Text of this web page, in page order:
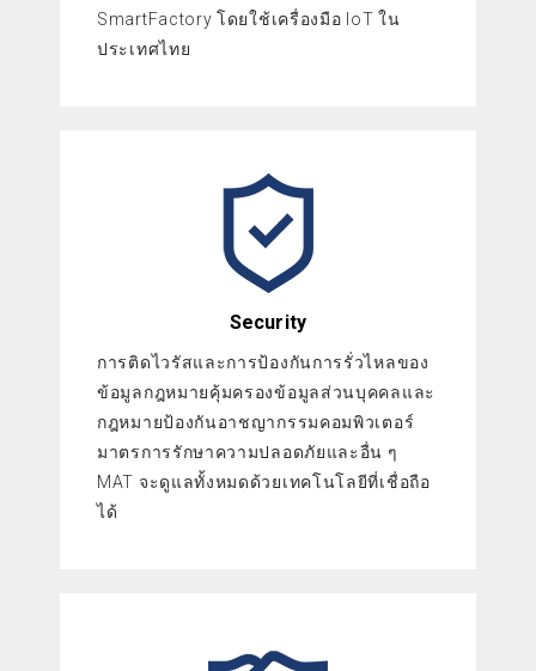
SmartFactory โดยใช้เครื่องมือ IoT ใน
ประเทศไทย
Security
การติดไวรัสและการป้องกันการรั่วไหลของ
ข้อมูลกฎหมายคุ้มครองข้อมูลส่วนบุคคลและ
กฎหมายป้องกันอาชญากรรมคอมพิวเตอร์
มาตรการรักษาความปลอดภัยและอื่น ๆ
MAT จะดูแลทั้งหมดด้วยเทคโนโลยีที่เชื่อถือ
ได้